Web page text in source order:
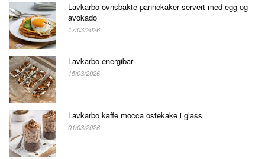
Lavkarbo ovnsbakte pannekaker servert med egg og
avokado
17/03/2026
Lavkarbo energibar
15/03/2026
Lavkarbo kaffe mocca ostekake i glass
01/03/2026